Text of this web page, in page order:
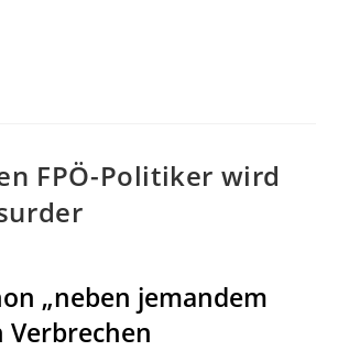
FPÖ-Politiker wird
„neben jemandem
Verbrechen